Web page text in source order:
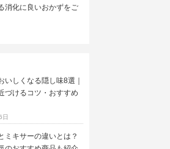
消化に良いおかずをご
いしくなる隠し味8選｜
づけるコツ・おすすめ
ミキサーの違いとは？